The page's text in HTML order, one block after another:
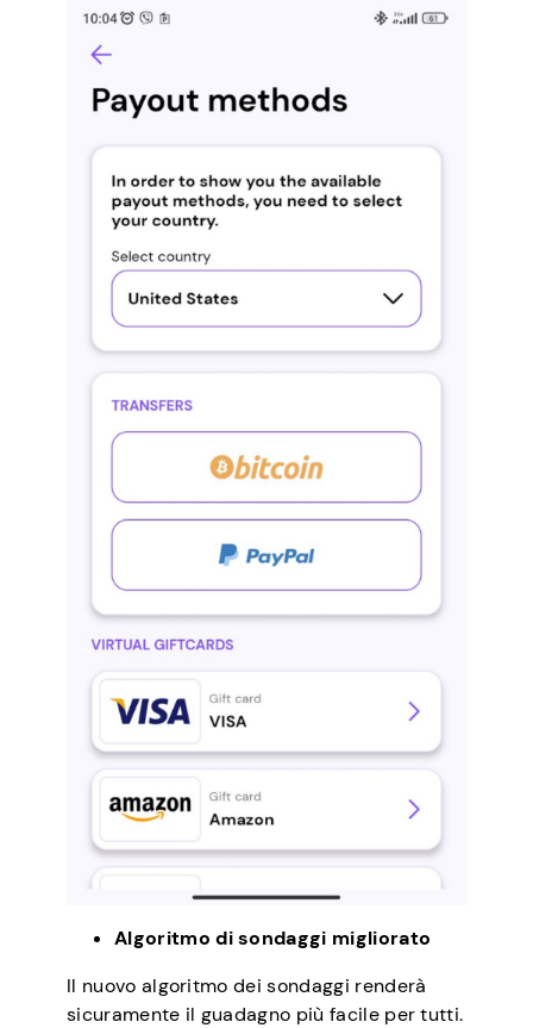
Algoritmo di sondaggi migliorato
Il nuovo algoritmo dei sondaggi renderà
sicuramente il guadagno più facile per tutti.